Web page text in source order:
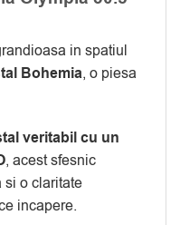
in spatiul
Bohemia, o piesa
veritabil cu un
, acest sfesnic
si o claritate
incapere.